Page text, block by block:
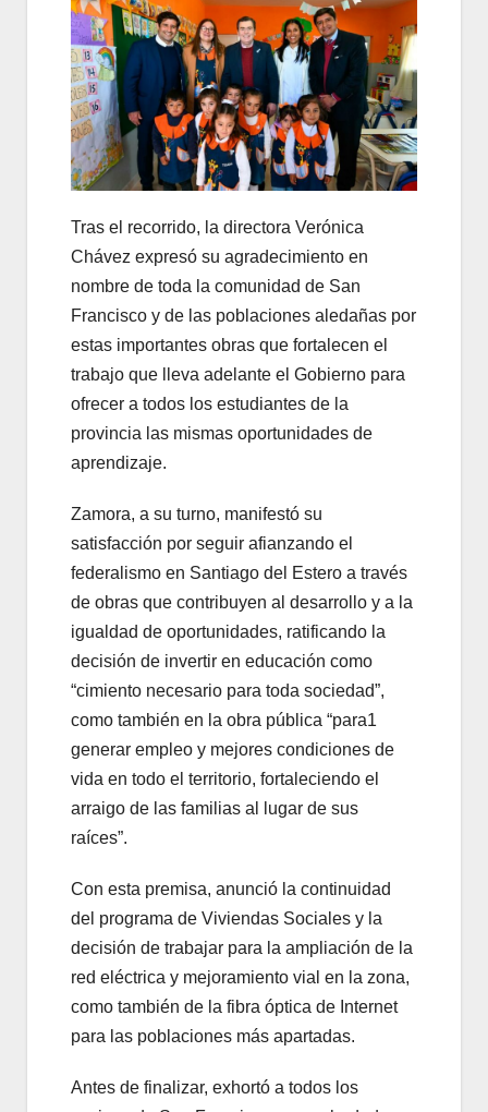
Tras el recorrido, la directora Verónica
Chávez expresó su agradecimiento en
nombre de toda la comunidad de San
Francisco y de las poblaciones aledañas por
estas importantes obras que fortalecen el
trabajo que lleva adelante el Gobierno para
ofrecer a todos los estudiantes de la
provincia las mismas oportunidades de
aprendizaje.
Zamora, a su turno, manifestó su
satisfacción por seguir afianzando el
federalismo en Santiago del Estero a través
de obras que contribuyen al desarrollo y a la
igualdad de oportunidades, ratificando la
decisión de invertir en educación como
“cimiento necesario para toda sociedad”,
como también en la obra pública “para1
generar empleo y mejores condiciones de
vida en todo el territorio, fortaleciendo el
arraigo de las familias al lugar de sus
raíces”.
Con esta premisa, anunció la continuidad
del programa de Viviendas Sociales y la
decisión de trabajar para la ampliación de la
red eléctrica y mejoramiento vial en la zona,
como también de la fibra óptica de Internet
para las poblaciones más apartadas.
Antes de finalizar, exhortó a todos los